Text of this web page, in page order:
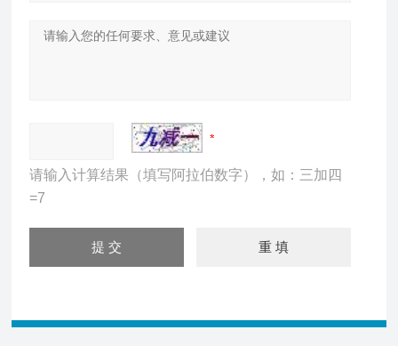
请输入计算结果（填写阿拉伯数字），如：三加四
=7